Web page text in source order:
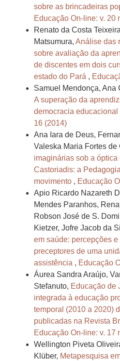
sobre as brincadeiras
Educação On-line: v. 20
Renato da Costa
Matsumura, Análise das
sobre avaliação da
de discentes em dois
estado do Pará ,
Samuel Mendonça, Ana
A superação da
democracia educacional
16 (2014)
Ana Iara de Deus,
Valeska Maria Fortes de
imaginárias sob a
Castoriadis: a
movimento , Educação
Apio Ricardo Nazareth
Mendes Paranhos,
Robson José de S.
Kietzer, Jofre Jacob da
em saúde: percepções
preceptores de uma
assistência , Educação
Áurea Sandra Araújo,
Stefanuto, Educação de
integrada à educação
temporal (2010 a 2020)
publicadas na Revista
Educação On-line: v. 17
Wellington Piveta
Klüber, Metapesquisa